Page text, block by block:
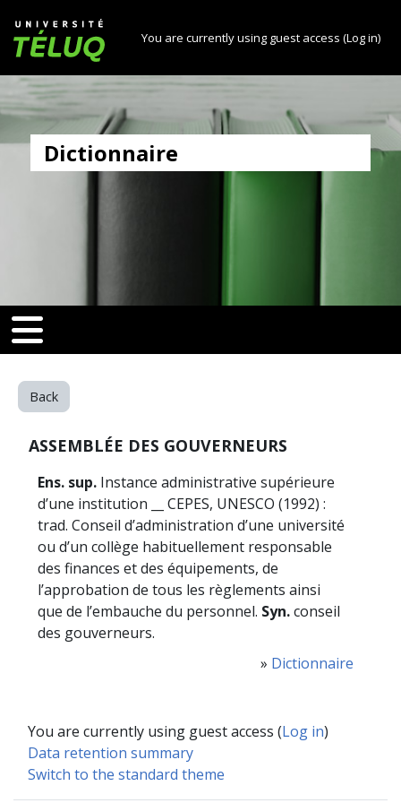
Université TÉLUQ
You are currently using guest access (Log in)
Dictionnaire
[[nav-toggle]]
toggle]]
Back
ASSEMBLÉE DES GOUVERNEURS
Ens. sup. Instance administrative supérieure
d’une institution __ CEPES, UNESCO (1992) :
trad. Conseil d’administration d’une université
ou d’un collège habituellement responsable
des finances et des équipements, de
l’approbation de tous les règlements ainsi
que de l’embauche du personnel. Syn.conseil
des gouverneurs.
» Dictionnaire
You are currently using guest access (Log in)
Data retention summary
Switch to the standard theme